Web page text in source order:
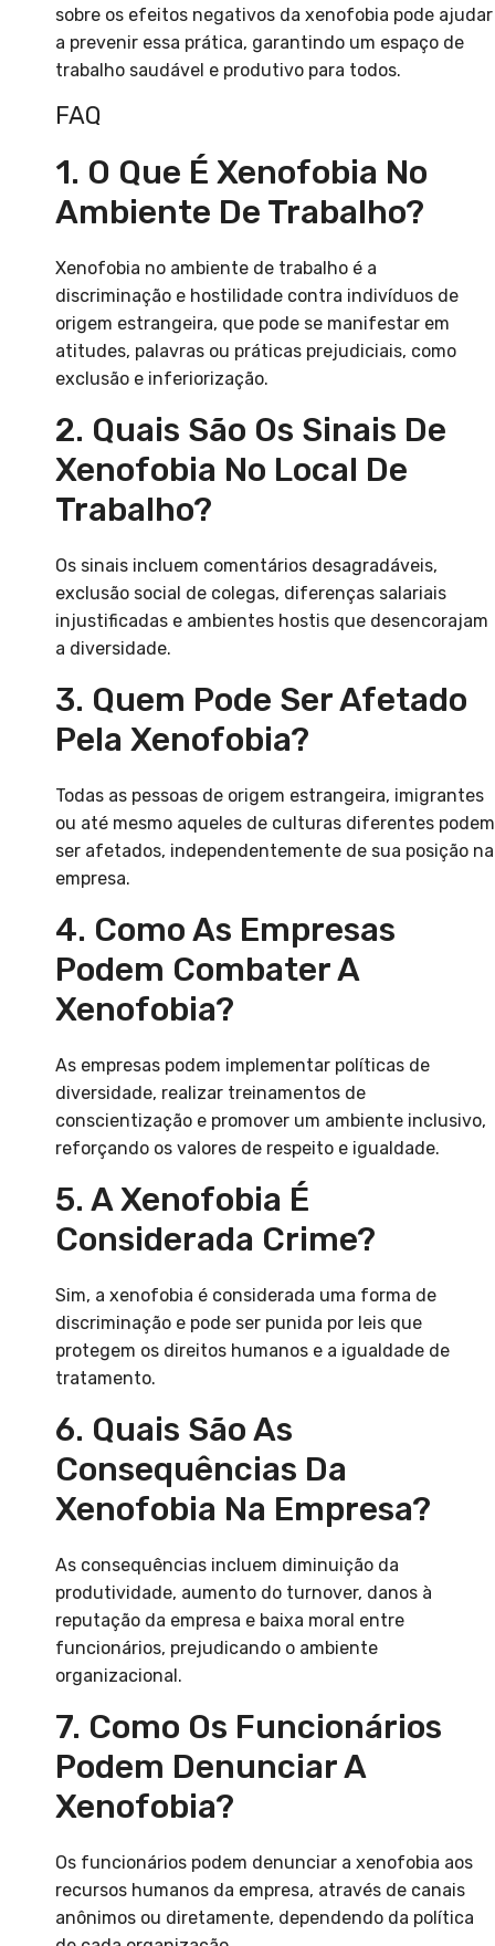
sobre os efeitos negativos da xenofobia pode ajudar
a prevenir essa prática, garantindo um espaço de
trabalho saudável e produtivo para todos.
FAQ
1. O Que É Xenofobia No
Ambiente De Trabalho?
Xenofobia no ambiente de trabalho é a
discriminação e hostilidade contra indivíduos de
origem estrangeira, que pode se manifestar em
atitudes, palavras ou práticas prejudiciais, como
exclusão e inferiorização.
2. Quais São Os Sinais De
Xenofobia No Local De
Trabalho?
Os sinais incluem comentários desagradáveis,
exclusão social de colegas, diferenças salariais
injustificadas e ambientes hostis que desencorajam
a diversidade.
3. Quem Pode Ser Afetado
Pela Xenofobia?
Todas as pessoas de origem estrangeira, imigrantes
ou até mesmo aqueles de culturas diferentes podem
ser afetados, independentemente de sua posição na
empresa.
4. Como As Empresas
Podem Combater A
Xenofobia?
As empresas podem implementar políticas de
diversidade, realizar treinamentos de
conscientização e promover um ambiente inclusivo,
reforçando os valores de respeito e igualdade.
5. A Xenofobia É
Considerada Crime?
Sim, a xenofobia é considerada uma forma de
discriminação e pode ser punida por leis que
protegem os direitos humanos e a igualdade de
tratamento.
6. Quais São As
Consequências Da
Xenofobia Na Empresa?
As consequências incluem diminuição da
produtividade, aumento do turnover, danos à
reputação da empresa e baixa moral entre
funcionários, prejudicando o ambiente
organizacional.
7. Como Os Funcionários
Podem Denunciar A
Xenofobia?
Os funcionários podem denunciar a xenofobia aos
recursos humanos da empresa, através de canais
anônimos ou diretamente, dependendo da política